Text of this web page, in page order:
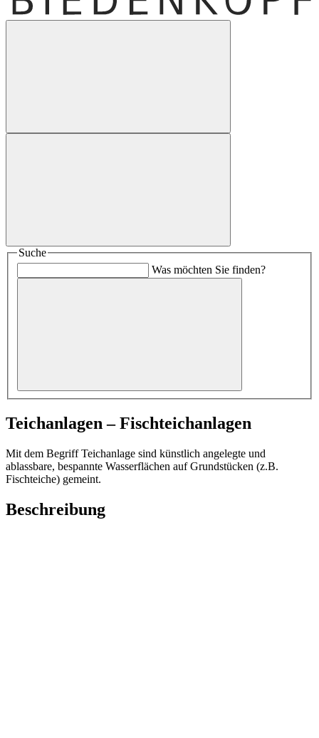
Suche
Was möchten Sie finden?
Teichanlagen – Fischteichanlagen
Mit dem Begriff Teichanlage sind künstlich angelegte und
ablassbare, bespannte Wasserflächen auf Grundstücken (z.B.
Fischteiche) gemeint.
Beschreibung